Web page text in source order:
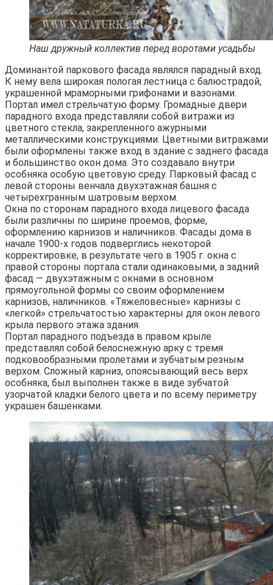
Наш дружный коллектив перед воротами усадьбы
Доминантой паркового фасада являлся парадный вход.
К нему вела широкая пологая лестница с балюстрадой,
украшенной мраморными грифонами и вазонами.
Портал имел стрельчатую форму. Громадные двери
парадного входа представляли собой витражи из
цветного стекла, закрепленного ажурными
металлическими конструкциями. Цветными витражами
были оформлены также вход в здание с заднего фасада
и большинство окон дома. Это создавало внутри
особняка особую цветовую среду. Парковый фасад с
левой стороны венчала двухэтажная башня с
четырехгранным шатровым верхом.
Окна по сторонам парадного входа лицевого фасада
были различны по ширине проемов, форме,
оформлению карнизов и наличников. Фасады дома в
начале 1900-х годов подверглись некоторой
корректировке, в результате чего в 1905 г. окна с
правой стороны портала стали одинаковыми, а задний
фасад — двухэтажным с окнами в основном
прямоугольной формы со своим оформлением
карнизов, наличников. «Тяжеловесные» карнизы с
«легкой» стрельчатостью характерны для окон левого
крыла первого этажа здания.
Портал парадного подъезда в правом крыле
представлял собой белоснежную арку с тремя
подковообразными пролетами и зубчатым резным
верхом. Сложный карниз, опоясывающий весь верх
особняка, был выполнен также в виде зубчатой
узорчатой кладки белого цвета и по всему периметру
украшен башенками.